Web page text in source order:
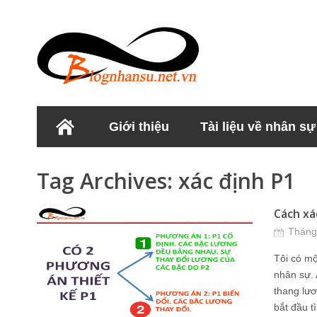
Giới thiệu Tài liệu về nhân sự
Tag Archives: xác định P1
Cách
Tôi có
nhân sự.
thang
bắt đầu